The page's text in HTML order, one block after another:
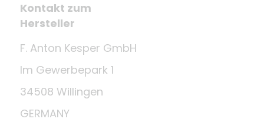
Kontakt zum
Hersteller
F. Anton Kesper GmbH
Im Gewerbepark 1
34508 Willingen
GERMANY